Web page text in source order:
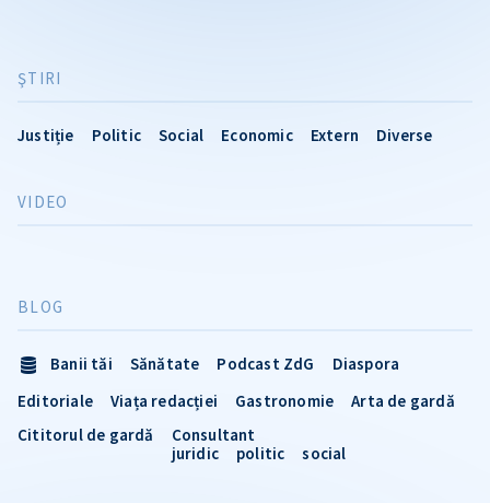
ŞTIRI
Justiție Politic Social Economic Extern Diverse
VIDEO
BLOG
Banii tăi Sănătate Podcast ZdG
Diaspora
Editoriale
Viața redacției Gastronomie
Arta de gardă
Cititorul de gardă
Consultant
juridic
politic social